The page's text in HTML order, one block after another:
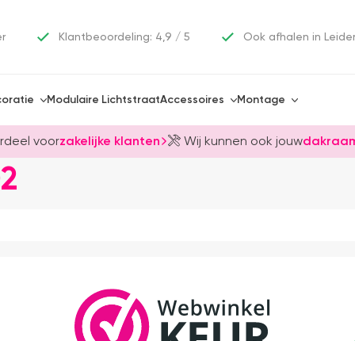
Klantbeoordeling: 4,9 / 5 Ook afhalen in
Modulaire LichtstraatAccessoires Montage
voorzakelijke klanten Wij kunnen ook jouw